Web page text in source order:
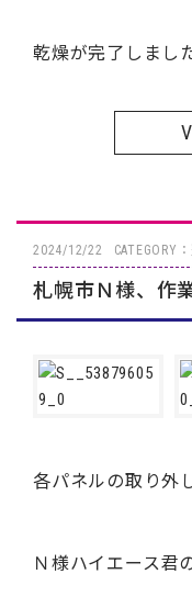
乾燥が完了しまし
2024/12/22 CATEGORY
札幌市Ｎ様、作
各パネルの取り外
Ｎ様ハイエース君